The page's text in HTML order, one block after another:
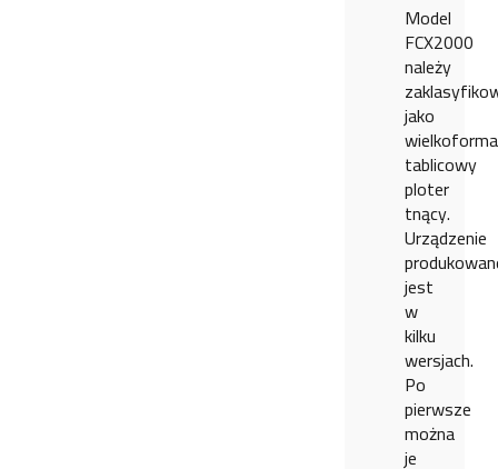
Model
FCX2000
należy
jako
tablicowy
ploter
tnący.
Urządzenie
jest
w
kilku
wersjach.
Po
pierwsze
można
je